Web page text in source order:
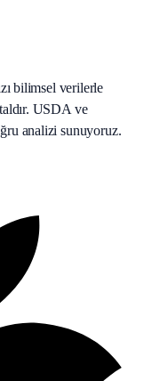
bilimsel verilerle
USDA ve
analizi sunuyoruz.